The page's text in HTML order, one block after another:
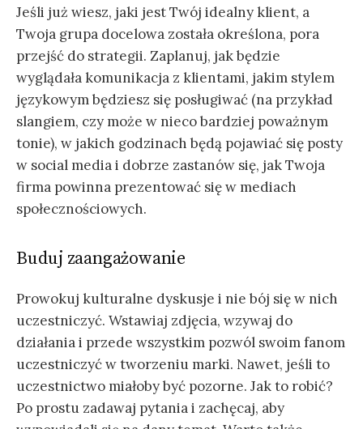
Jeśli już wiesz, jaki jest Twój idealny klient, a
Twoja grupa docelowa została określona, pora
przejść do strategii. Zaplanuj, jak będzie
wyglądała komunikacja z klientami, jakim stylem
językowym będziesz się posługiwać (na przykład
slangiem, czy może w nieco bardziej poważnym
tonie), w jakich godzinach będą pojawiać się posty
w social media i dobrze zastanów się, jak Twoja
firma powinna prezentować się w mediach
społecznościowych.
Buduj zaangażowanie
Prowokuj kulturalne dyskusje i nie bój się w nich
uczestniczyć. Wstawiaj zdjęcia, wzywaj do
działania i przede wszystkim pozwól swoim fanom
uczestniczyć w tworzeniu marki. Nawet, jeśli to
uczestnictwo miałoby być pozorne. Jak to robić?
Po prostu zadawaj pytania i zachęcaj, aby